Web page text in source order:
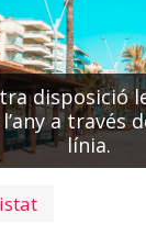
disposició
a través
línia.